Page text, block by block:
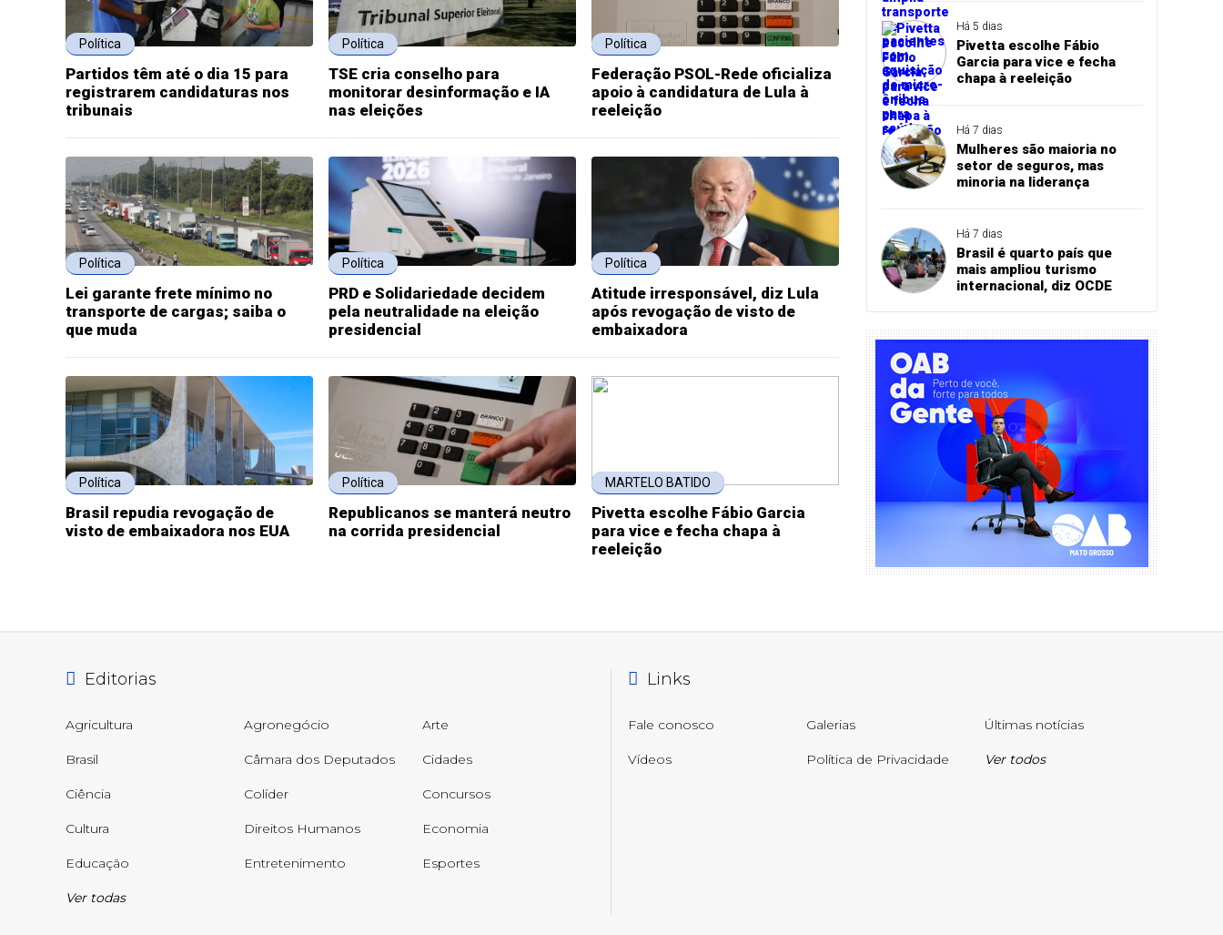
Política
Partidos têm até o dia 15 para
registrarem candidaturas nos
tribunais
Política
TSE cria conselho para
monitorar desinformação e IA
nas eleições
Política
Federação PSOL-Rede oficializa
apoio à candidatura de Lula à
reeleição
Política
Lei garante frete mínimo no
transporte de cargas; saiba o
que muda
Política
PRD e Solidariedade decidem
pela neutralidade na eleição
presidencial
Política
Atitude irresponsável, diz Lula
após revogação de visto de
embaixadora
Política
Brasil repudia revogação de
visto de embaixadora nos EUA
Política
Republicanos se manterá neutro
na corrida presidencial
MARTELO BATIDO
Pivetta escolhe Fábio Garcia
para vice e fecha chapa à
reeleição
Há 5 dias
Pivetta escolhe Fábio
Garcia para vice e fecha
chapa à reeleição
Há 7 dias
Mulheres são maioria no
setor de seguros, mas
minoria na liderança
Há 7 dias
Brasil é quarto país que
mais ampliou turismo
internacional, diz OCDE
Editorias
Agricultura Agronegócio Arte
Brasil Câmara dos Deputados Cidades
Ciência Colíder Concursos
Cultura Direitos Humanos Economia
Educação Entretenimento Esportes
Ver todas
Links
Fale conosco Galerias Últimas notícias
Vídeos Política de Privacidade Ver todos